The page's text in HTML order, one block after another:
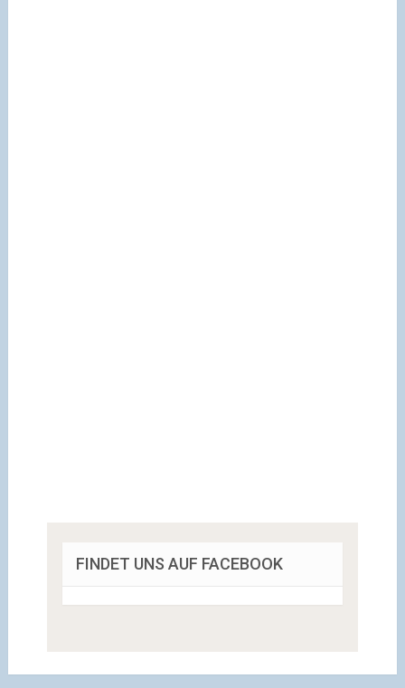
FINDET UNS AUF FACEBOOK